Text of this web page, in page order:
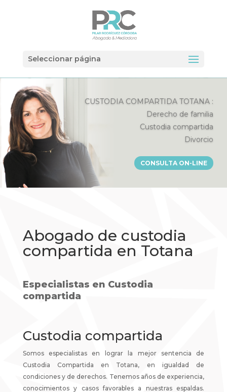
Seleccionar página
CUSTODIA COMPARTIDA TOTANA :
Derecho de familia
Custodia compartida
Divorcio
CONSULTA ON-LINE
Abogado de custodia
compartida en Totana
Especialistas en Custodia
compartida
Custodia compartida
Somos especialistas en lograr la mejor sentencia de
Custodia Compartida en Totana, en igualdad de
condiciones y de derechos. Tenemos años de experiencia,
conocimientos y casos favorables a nuestras espaldas.